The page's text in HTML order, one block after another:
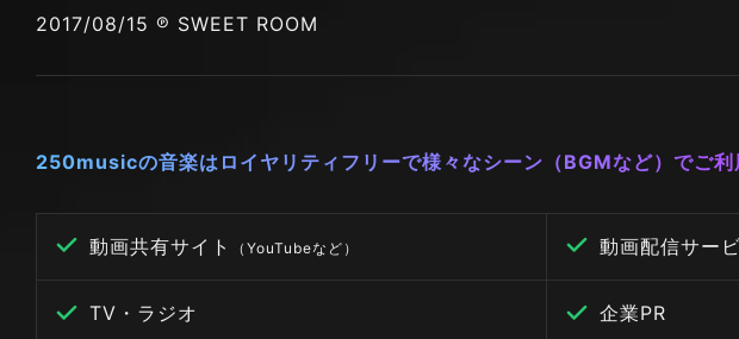
2017/08/15 ℗ SWEET ROOM
250musicの音楽はロイヤリティフリーで様々なシーン（BGMなど）でご利
動画共有サイト （YouTubeなど） 動画配信サー
TV・ラジオ 企業PR